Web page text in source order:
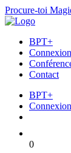
Procure-toi
BPT+
Connexion
Contact
BPT+
Connexion
0